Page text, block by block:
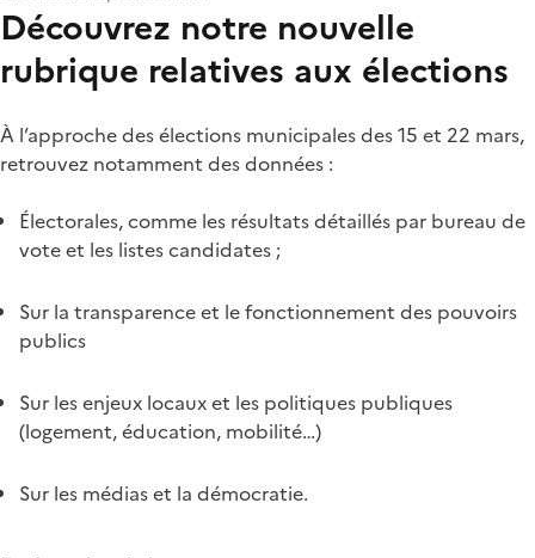
Découvrez notre nouvelle
rubrique relatives aux élections
À l’approche des élections municipales des 15 et 22 mars,
retrouvez notamment des données :
Électorales, comme les résultats détaillés par bureau de
vote et les listes candidates ;
Sur la transparence et le fonctionnement des pouvoirs
publics
Sur les enjeux locaux et les politiques publiques
(logement, éducation, mobilité…)
Sur les médias et la démocratie.